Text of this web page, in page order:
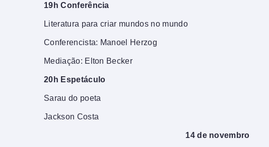
19h Conferência
Literatura para criar mundos no mundo
Conferencista: Manoel Herzog
Mediação: Elton Becker
20h Espetáculo
Sarau do poeta
Jackson Costa
14 de novembro